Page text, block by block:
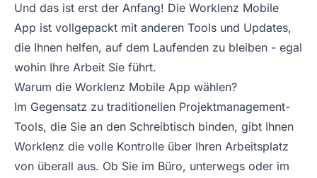
Und das ist erst der Anfang! Die Worklenz Mobile
App ist vollgepackt mit anderen Tools und Updates,
die Ihnen helfen, auf dem Laufenden zu bleiben - egal
wohin Ihre Arbeit Sie führt.
Warum die Worklenz Mobile App wählen?
Im Gegensatz zu traditionellen Projektmanagement-
Tools, die Sie an den Schreibtisch binden, gibt Ihnen
Worklenz die volle Kontrolle über Ihren Arbeitsplatz
von überall aus. Ob Sie im Büro, unterwegs oder im